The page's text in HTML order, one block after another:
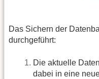
Das Sichern der
durchgeführt:
Die aktuelle
dabei in eine